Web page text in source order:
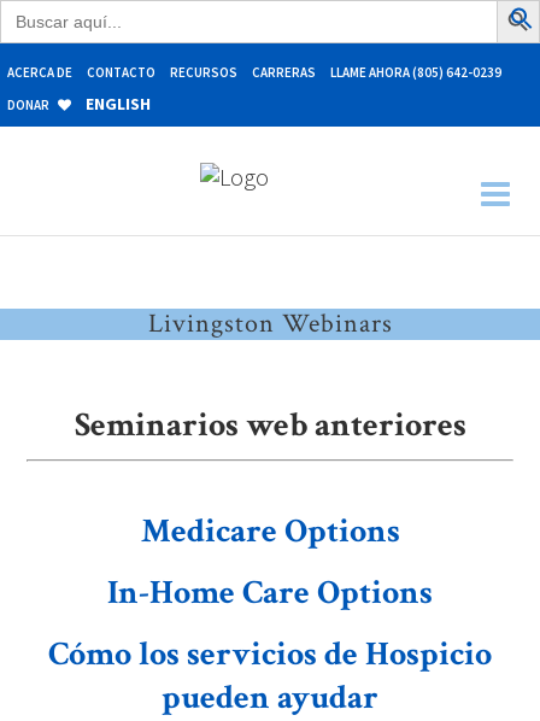
Buscar:
ACERCA DE CONTACTO RECURSOS CARRERAS
LLAME AHORA (805) 642-0239
DONAR
ENGLISH
Livingston Webinars
Seminarios web anteriores
Medicare Options
In-Home Care Options
Cómo los servicios de Hospicio
pueden ayudar